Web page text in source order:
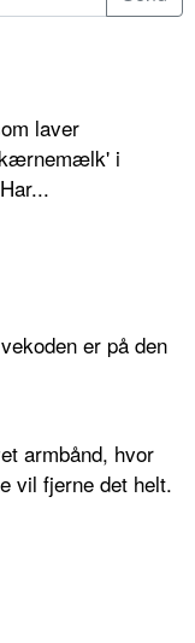
laver
i
er på den
armbånd, hvor
vil fjerne det helt.